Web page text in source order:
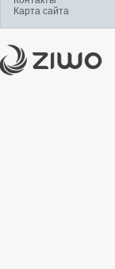
Карта сайта